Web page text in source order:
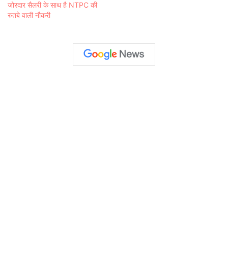
जोरदार सैलरी के साथ है NTPC की
रुतबे वाली नौकरी